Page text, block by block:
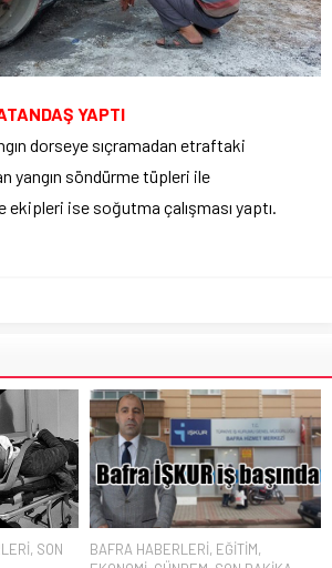
YAPTI
dorseye sıçramadan etraftaki
yangın söndürme tüpleri ile
ise soğutma çalışması yaptı.
, SON
BAFRA HABERLERİ, EĞİTİM,